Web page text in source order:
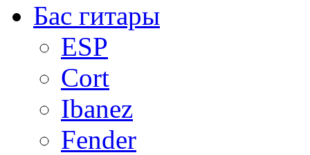
Бас гитары
ESP
Cort
Ibanez
Fender